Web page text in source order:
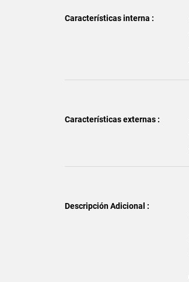
Características interna :
Características externas :
Descripción Adicional :